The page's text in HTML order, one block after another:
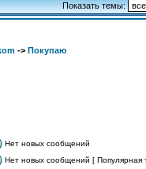
Показать темы:
-> Покупаю
Нет новых сообщений
Нет новых сообщений [ Популярная